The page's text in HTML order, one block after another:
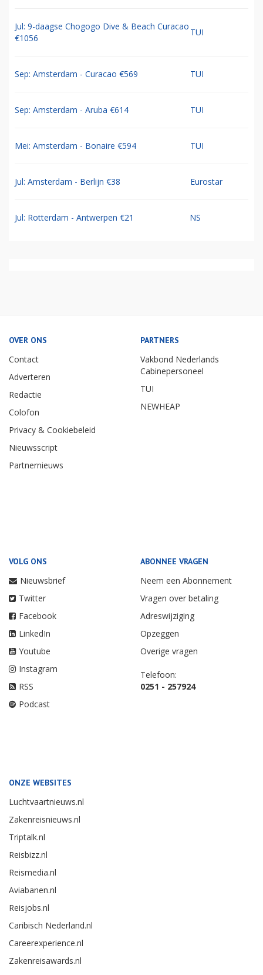
Jul: 9-daagse Chogogo Dive & Beach Curacao
€1056
TUI
Sep: Amsterdam - Curacao €569 TUI
Sep: Amsterdam - Aruba €614 TUI
Mei: Amsterdam - Bonaire €594 TUI
Jul: Amsterdam - Berlijn €38 Eurostar
Jul: Rotterdam - Antwerpen €21 NS
OVER ONS
Contact
Adverteren
Redactie
Colofon
Privacy & Cookiebeleid
Nieuwsscript
Partnernieuws
PARTNERS
Vakbond Nederlands
Cabinepersoneel
TUI
NEWHEAP
VOLG ONS
Nieuwsbrief
Twitter
Facebook
LinkedIn
Youtube
Instagram
RSS
Podcast
ABONNEE VRAGEN
Neem een Abonnement
Vragen over betaling
Adreswijziging
Opzeggen
Overige vragen
Telefoon:
0251 - 257924
ONZE WEBSITES
Luchtvaartnieuws.nl
Zakenreisnieuws.nl
Triptalk.nl
Reisbizz.nl
Reismedia.nl
Aviabanen.nl
Reisjobs.nl
Caribisch Nederland.nl
Careerexperience.nl
Zakenreisawards.nl